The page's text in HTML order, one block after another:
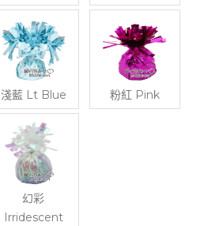
淺藍 Lt Blue 粉紅 Pink
幻彩
Irridescent